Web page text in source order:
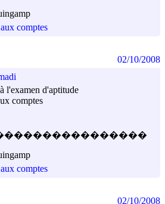
comptes
l'examen d'aptitude
comptes
comptes
02/10/2008
02/10/2008